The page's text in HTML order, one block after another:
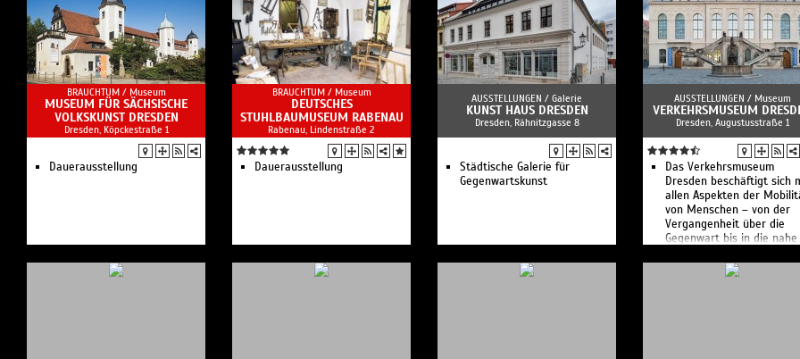
Musikmuseum
ein Ort des intensiven
Dialoges zwischen Deutschen
und Polen.
"MEISSEN"
Winter-Workshop bei
"MEISSEN"
Kreativ-Workshop Engel
Zeichenkurs im Museum
Tisch- und Tafelkultur bei
"MEISSEN"
CHRISTMAS 4 FRIENDs –
Weihnachtslieder mit
Kaminzimmer-Feeling:
Kreativworkshop bei
MEISSEN: Vasenform
MEISSEN
Kuratorenführung im Museum
BRAUCHTUM / Museum
MUSEUM FÜR SÄCHSISCHE
VOLKSKUNST DRESDEN
Dresden, Köpckestraße 1
Dauerausstellung
BRAUCHTUM / Museum
DEUTSCHES
STUHLBAUMUSEUM RABENAU
Rabenau, Lindenstraße 2
Dauerausstellung
AUSSTELLUNGEN / Galerie
KUNST HAUS DRESDEN
Dresden, Rähnitzgasse 8
Städtische Galerie für
Gegenwartskunst
AUSSTELLUNGEN / Museum
VERKEHRSMUSEUM
Dresden, Augustusstraße 1
Das Verkehrs­museum
Dresden beschäftigt sich
allen Aspekten der
von Menschen – von der
Vergan­genheit über die
Gegenwart bis in die nahe